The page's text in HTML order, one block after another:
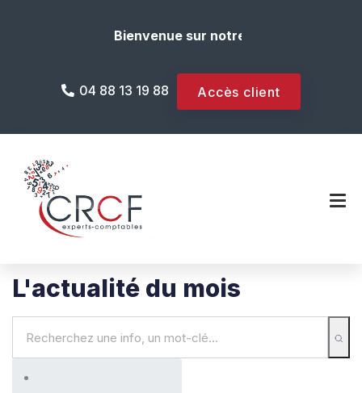
Bienvenue sur notre site internet !
04 88 13 19 88 Accès client
L'actualité du mois